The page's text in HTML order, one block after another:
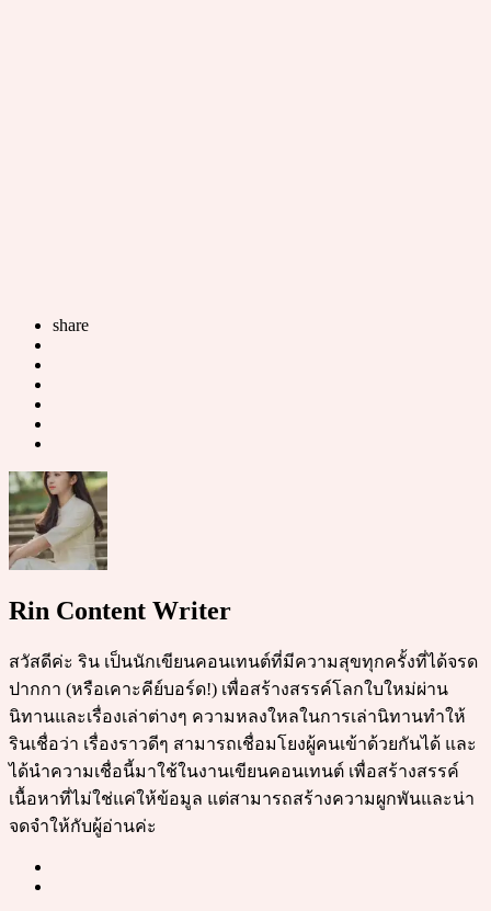
share
Rin Content Writer
สวัสดีค่ะ ริน เป็นนักเขียนคอนเทนต์ที่มีความสุขทุกครั้งที่ได้จรด
ปากกา (หรือเคาะคีย์บอร์ด!) เพื่อสร้างสรรค์โลกใบใหม่ผ่าน
นิทานและเรื่องเล่าต่างๆ ความหลงใหลในการเล่านิทานทำให้
รินเชื่อว่า เรื่องราวดีๆ สามารถเชื่อมโยงผู้คนเข้าด้วยกันได้ และ
ได้นำความเชื่อนี้มาใช้ในงานเขียนคอนเทนต์ เพื่อสร้างสรรค์
เนื้อหาที่ไม่ใช่แค่ให้ข้อมูล แต่สามารถสร้างความผูกพันและน่า
จดจำให้กับผู้อ่านค่ะ